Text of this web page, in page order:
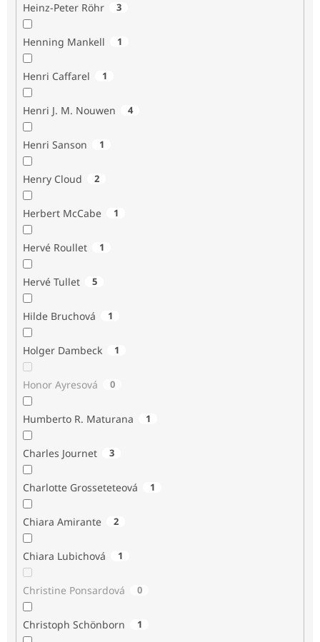
Heinz-Peter Röhr 3
Henning Mankell 1
Henri Caffarel 1
Henri J. M. Nouwen 4
Henri Sanson 1
Henry Cloud 2
Herbert McCabe 1
Hervé Roullet 1
Hervé Tullet 5
Hilde Bruchová 1
Holger Dambeck 1
Honor Ayresová 0
Humberto R. Maturana 1
Charles Journet 3
Charlotte Grosseteteová 1
Chiara Amirante 2
Chiara Lubichová 1
Christine Ponsardová 0
Christoph Schönborn 1